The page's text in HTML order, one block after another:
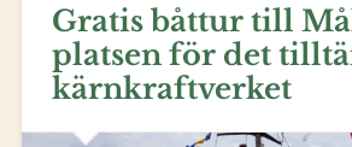
Gratis båttur till
platsen för det
kärnkraftverket